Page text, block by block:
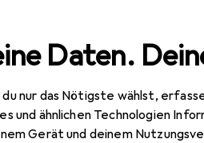
Daten.
du nur das Nötigste wählst,
und ähnlichen Technologien
Gerät und deinem
Gesamtsortiment Sport